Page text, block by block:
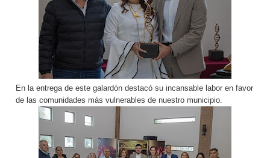
En la entrega de este galardón destacó su incansable labor en favor
de las comunidades más vulnerables de nuestro municipio.